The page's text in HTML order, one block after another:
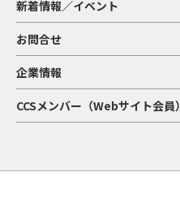
新着情報／イベント
お問合せ
企業情報
CCSメンバー（Webサイト会員）